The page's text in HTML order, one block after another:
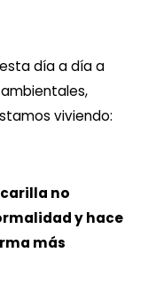
día a día a
viviendo:
no
y hace
más